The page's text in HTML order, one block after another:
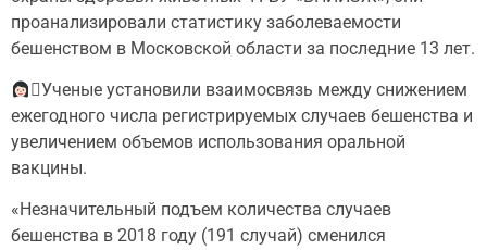
проанализировали статистику заболеваемости
бешенством в Московской области за последние 13 лет.
‍⚕Ученые установили взаимосвязь между снижением
ежегодного числа регистрируемых случаев бешенства и
увеличением объемов использования оральной
вакцины.
«Незначительный подъем количества случаев
бешенства в 2018 году (191 случай) сменился